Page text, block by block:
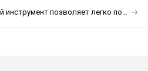
легко портировать игры для Windows на Mac и iPad